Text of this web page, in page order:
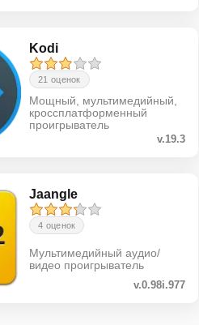
Kodi
21 оценок
Мощный, мультимедийный,
кроссплатформенный
проигрыватель
v.19.3
Jaangle
4 оценок
Мультимедийный аудио/
видео проигрыватель
v.0.98i.977